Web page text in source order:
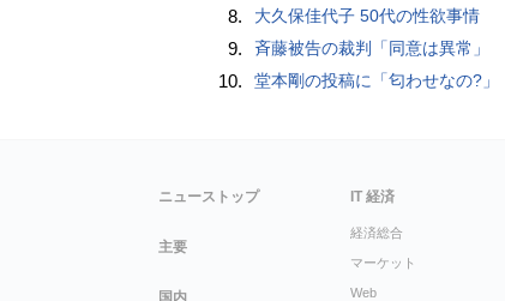
8. 大久保佳代子 50代の性欲事情
9. 斉藤被告の裁判「同意は異常」
10. 堂本剛の投稿に「匂わせなの?」
ニューストップ
主要
国内
IT 経済
経済総合
マーケット
Web